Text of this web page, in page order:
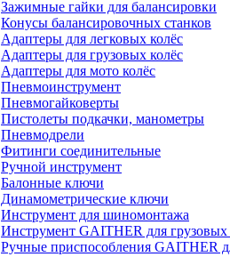
Зажимные гайки для балансировки
Конусы балансировочных станков
Адаптеры для легковых колёс
Адаптеры для грузовых колёс
Адаптеры для мото колёс
Пневмоинструмент
Пневмогайковерты
Пистолеты подкачки, манометры
Пневмодрели
Фитинги соединительные
Ручной инструмент
Балонные ключи
Динамометрические ключи
Инструмент для шиномонтажа
Инструмент GAITHER для грузовых
Ручные приспособления GAITHER